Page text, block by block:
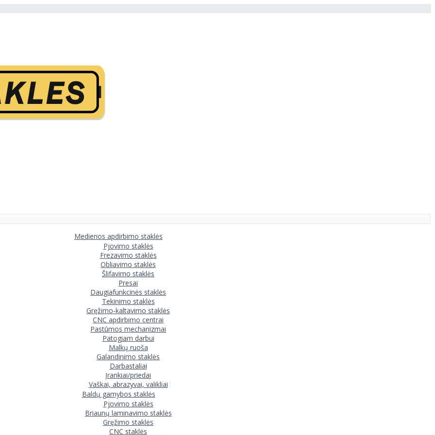
Medienos apdirbimo staklės
Pjovimo staklės
Frezavimo staklės
Obliavimo staklės
Šlifavimo staklės
Presai
Daugiafunkcinės staklės
Tekinimo staklės
Gręžimo-kaltavimo staklės
CNC apdirbimo centrai
Pastūmos mechanizmai
Patogiam darbui
Malkų ruoša
Galandinimo staklės
Darbastaliai
Įrankiai/priedai
Vaškai, abrazyvai, valikliai
Baldų gamybos staklės
Pjovimo staklės
Briaunų laminavimo staklės
Gręžimo staklės
CNC staklės